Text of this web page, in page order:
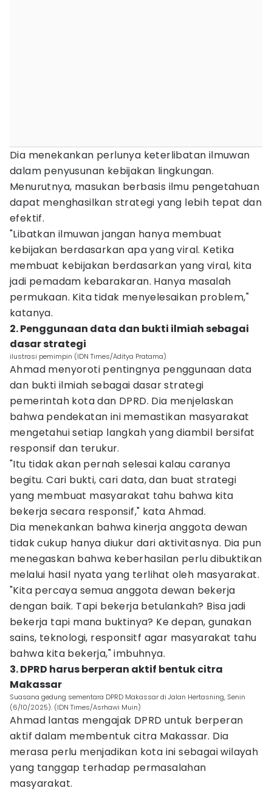
Dia menekankan perlunya keterlibatan ilmuwan
dalam penyusunan kebijakan lingkungan.
Menurutnya, masukan berbasis ilmu pengetahuan
dapat menghasilkan strategi yang lebih tepat dan
efektif.
"Libatkan ilmuwan jangan hanya membuat
kebijakan berdasarkan apa yang viral. Ketika
membuat kebijakan berdasarkan yang viral, kita
jadi pemadam kebarakaran. Hanya masalah
permukaan. Kita tidak menyelesaikan problem,"
katanya.
2. Penggunaan data dan bukti ilmiah sebagai
dasar strategi
ilustrasi pemimpin (IDN Times/Aditya Pratama)
Ahmad menyoroti pentingnya penggunaan data
dan bukti ilmiah sebagai dasar strategi
pemerintah kota dan DPRD. Dia menjelaskan
bahwa pendekatan ini memastikan masyarakat
mengetahui setiap langkah yang diambil bersifat
responsif dan terukur.
"Itu tidak akan pernah selesai kalau caranya
begitu. Cari bukti, cari data, dan buat strategi
yang membuat masyarakat tahu bahwa kita
bekerja secara responsif," kata Ahmad.
Dia menekankan bahwa kinerja anggota dewan
tidak cukup hanya diukur dari aktivitasnya. Dia pun
menegaskan bahwa keberhasilan perlu dibuktikan
melalui hasil nyata yang terlihat oleh masyarakat.
"Kita percaya semua anggota dewan bekerja
dengan baik. Tapi bekerja betulankah? Bisa jadi
bekerja tapi mana buktinya? Ke depan, gunakan
sains, teknologi, responsitf agar masyarakat tahu
bahwa kita bekerja," imbuhnya.
3. DPRD harus berperan aktif bentuk citra
Makassar
Suasana gedung sementara DPRD Makassar di Jalan Hertasning, Senin
(6/10/2025). (IDN Times/Asrhawi Muin)
Ahmad lantas mengajak DPRD untuk berperan
aktif dalam membentuk citra Makassar. Dia
merasa perlu menjadikan kota ini sebagai wilayah
yang tanggap terhadap permasalahan
masyarakat.